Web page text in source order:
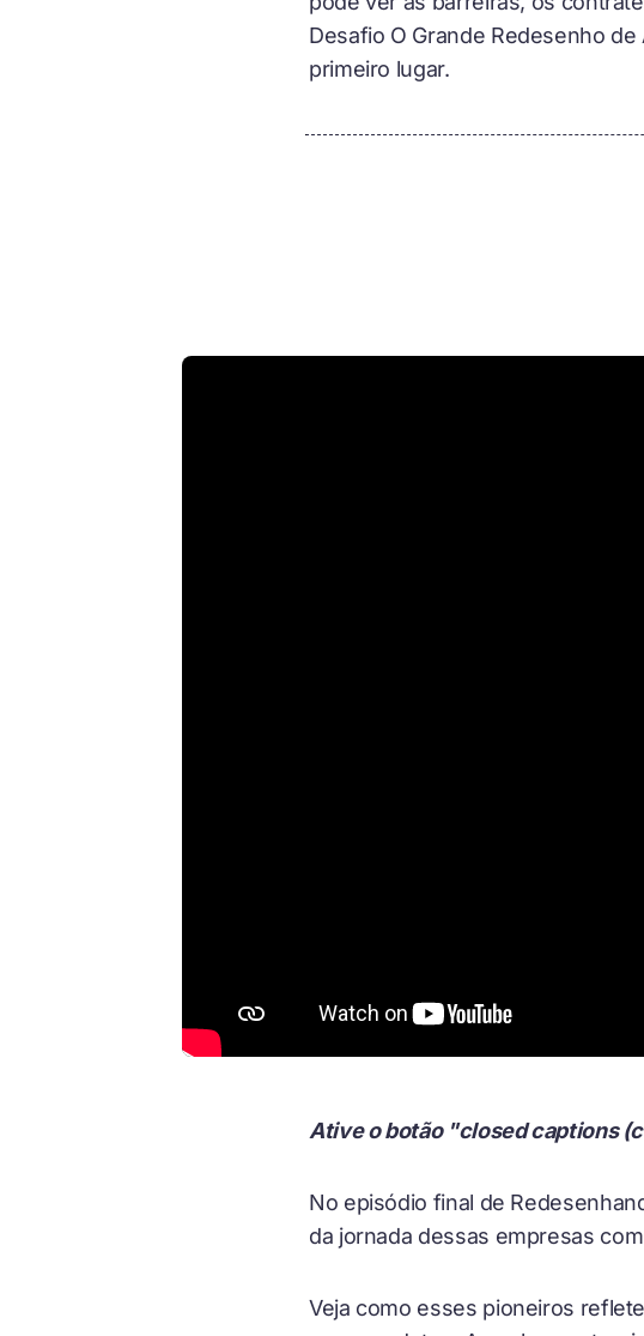
Desafio O Grande Redesenho
primeiro lugar.
Ative o botão "closed captions
No episódio final de
da jornada dessas empresas
Veja como esses pioneiros